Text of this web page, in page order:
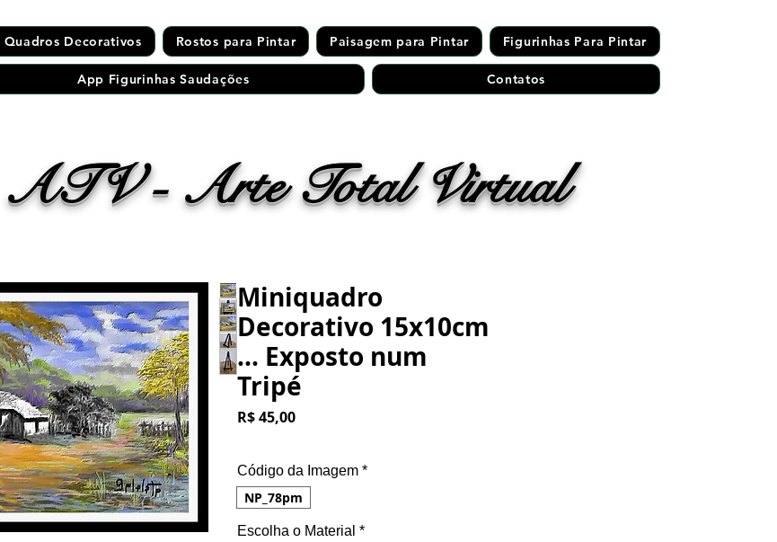
Quadros Decorativos Rostos para Pintar Paisagem para Pintar Figurinhas Para Pintar
App Figurinhas Saudações Contatos
ATV - Arte Total Virtual
Miniquadro
Decorativo 15x10cm
... Exposto num
Tripé
R$ 45,00Preço
Código da Imagem *
NP_78pm
Escolha o Material *